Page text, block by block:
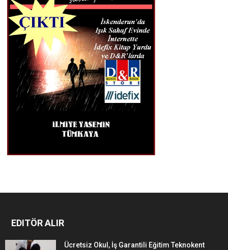
EDITÖR ALIR
Ücretsiz Okul, İş Garantili Eğitim Teknokent